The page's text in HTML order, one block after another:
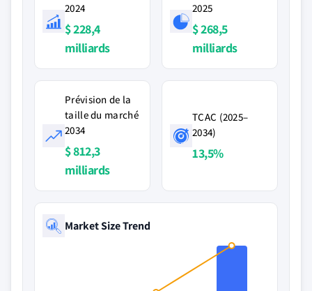
2024
$ 228,4
milliards
2025
$ 268,5
milliards
Prévision de la
taille du marché
2034
$ 812,3
milliards
TCAC (2025–
2034)
13,5%
Market Size Trend